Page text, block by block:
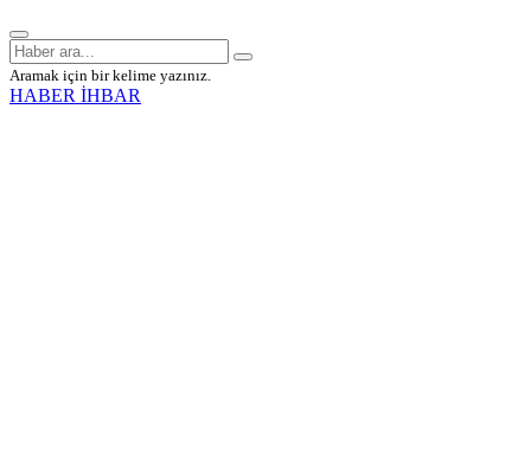
Aramak için bir kelime yazınız.
HABER İHBAR